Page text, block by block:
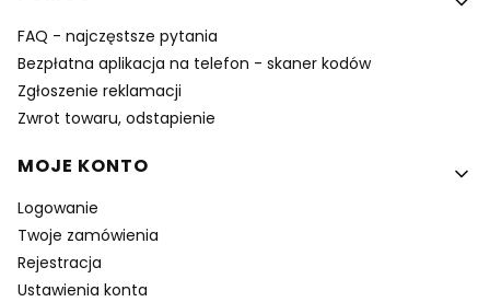
FAQ - najczęstsze pytania
Bezpłatna aplikacja na telefon - skaner kodów
Zgłoszenie reklamacji
Zwrot towaru, odstapienie
MOJE KONTO
Logowanie
Twoje zamówienia
Rejestracja
Ustawienia konta